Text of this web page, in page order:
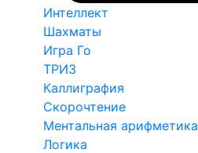
Интеллект
Шахматы
Игра Го
ТРИЗ
Каллиграфия
Скорочтение
Ментальная арифметика
Логика